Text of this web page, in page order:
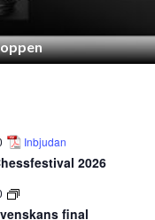
Inbjudan
2026
final